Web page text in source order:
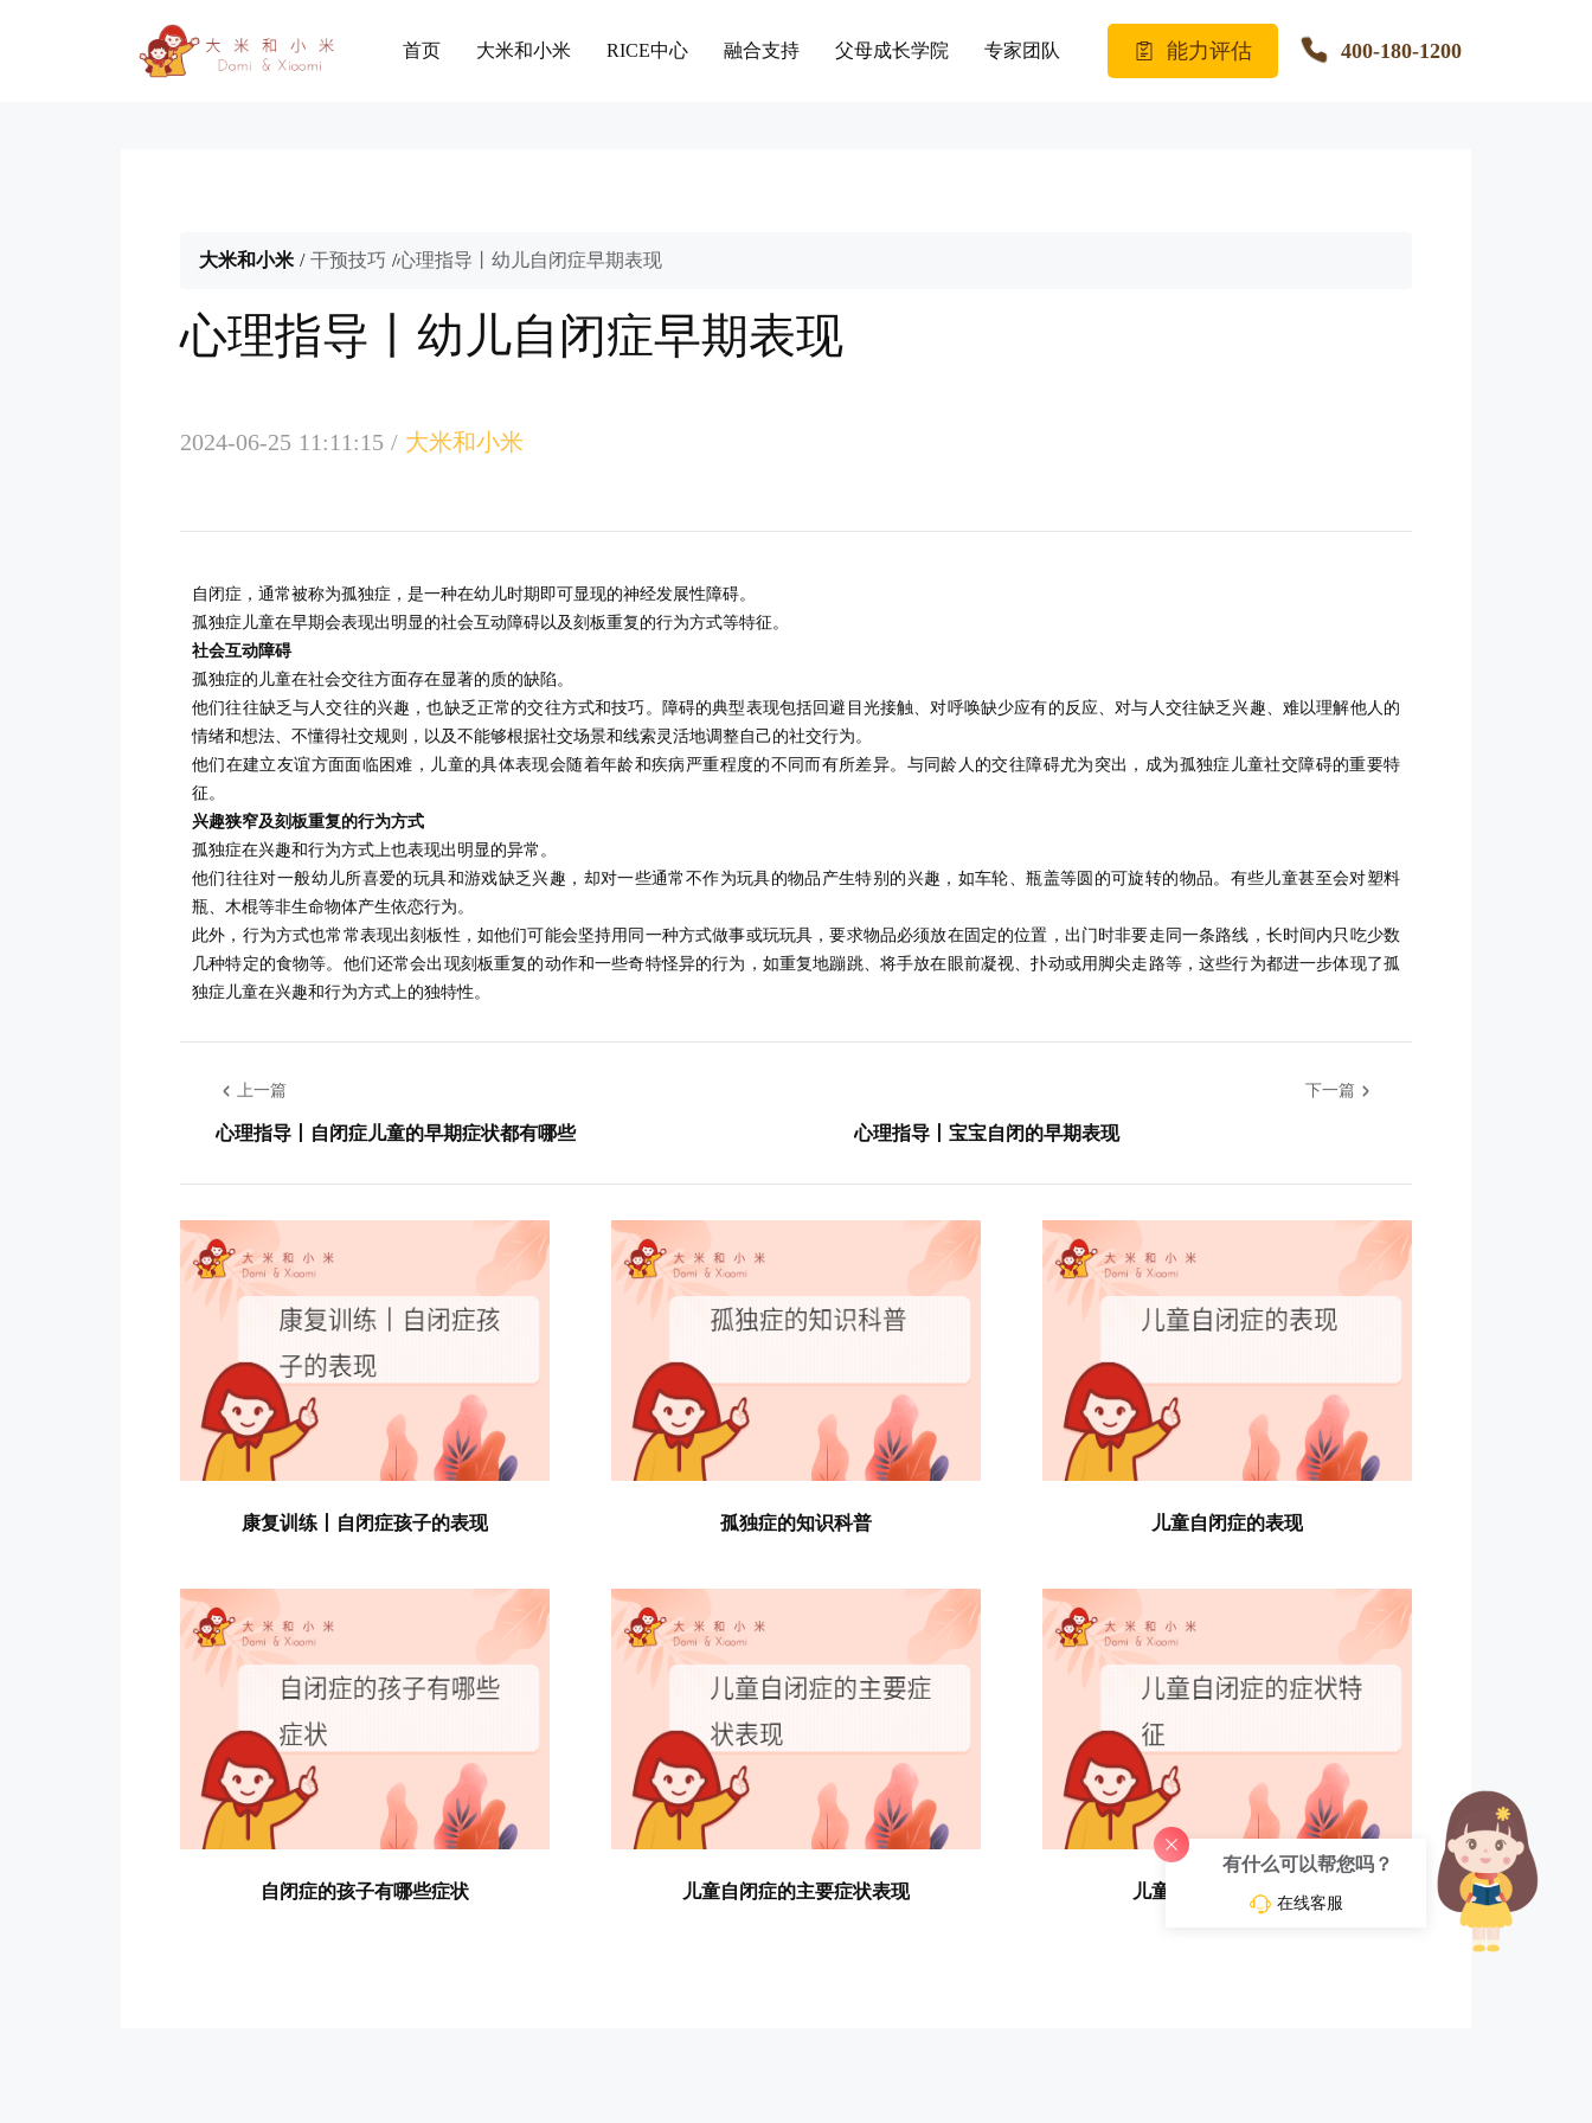
首页 大米和小米 RICE中心 融合支持 父母成长学院 专家团队 能力评估 400-180-1200
大米和小米 / 干预技巧 /心理指导丨幼儿自闭症早期表现
心理指导丨幼儿自闭症早期表现
2024-06-25 11:11:15 / 大米和小米
自闭症，通常被称为孤独症，是一种在幼儿时期即可显现的神经发展性障碍。
孤独症儿童在早期会表现出明显的社会互动障碍以及刻板重复的行为方式等特征。
社会互动障碍
孤独症的儿童在社会交往方面存在显著的质的缺陷。
他们往往缺乏与人交往的兴趣，也缺乏正常的交往方式和技巧。障碍的典型表现包括回避目光接触、对呼唤缺少应有的反应、对与人交往缺乏兴趣、难以理解他人的
情绪和想法、不懂得社交规则，以及不能够根据社交场景和线索灵活地调整自己的社交行为。
他们在建立友谊方面面临困难，儿童的具体表现会随着年龄和疾病严重程度的不同而有所差异。与同龄人的交往障碍尤为突出，成为孤独症儿童社交障碍的重要特
征。
兴趣狭窄及刻板重复的行为方式
孤独症在兴趣和行为方式上也表现出明显的异常。
他们往往对一般幼儿所喜爱的玩具和游戏缺乏兴趣，却对一些通常不作为玩具的物品产生特别的兴趣，如车轮、瓶盖等圆的可旋转的物品。有些儿童甚至会对塑料
瓶、木棍等非生命物体产生依恋行为。
此外，行为方式也常常表现出刻板性，如他们可能会坚持用同一种方式做事或玩玩具，要求物品必须放在固定的位置，出门时非要走同一条路线，长时间内只吃少数
几种特定的食物等。他们还常会出现刻板重复的动作和一些奇特怪异的行为，如重复地蹦跳、将手放在眼前凝视、扑动或用脚尖走路等，这些行为都进一步体现了孤
独症儿童在兴趣和行为方式上的独特性。
上一篇
心理指导丨自闭症儿童的早期症状都有哪些
下一篇
心理指导丨宝宝自闭的早期表现
康复训练丨自闭症孩子的表现 孤独症的知识科普 儿童自闭症的表现
自闭症的孩子有哪些症状 儿童自闭症的主要症状表现 儿童自闭症的症状特征
有什么可以帮您吗？
在线客服